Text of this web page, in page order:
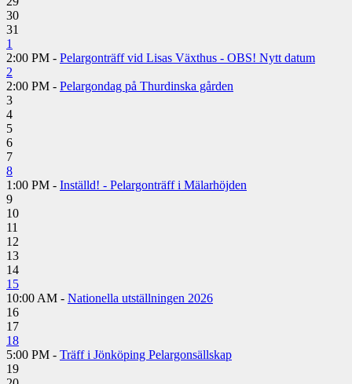
30
31
1
2:00 PM - Pelargonträff vid Lisas Växthus - OBS! Nytt datum
2
2:00 PM - Pelargondag på Thurdinska gården
3
4
5
6
7
8
1:00 PM - Inställd! - Pelargonträff i Mälarhöjden
9
10
11
12
13
14
15
10:00 AM - Nationella utställningen 2026
16
17
18
5:00 PM - Träff i Jönköping Pelargonsällskap
19